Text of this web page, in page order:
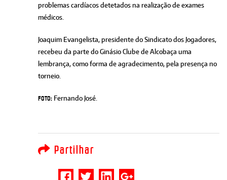
problemas cardíacos detetados na realização de exames
médicos.
Joaquim Evangelista, presidente do Sindicato dos Jogadores,
recebeu da parte do Ginásio Clube de Alcobaça uma
lembrança, como forma de agradecimento, pela presença no
torneio.
Foto: Fernando José.
Partilhar